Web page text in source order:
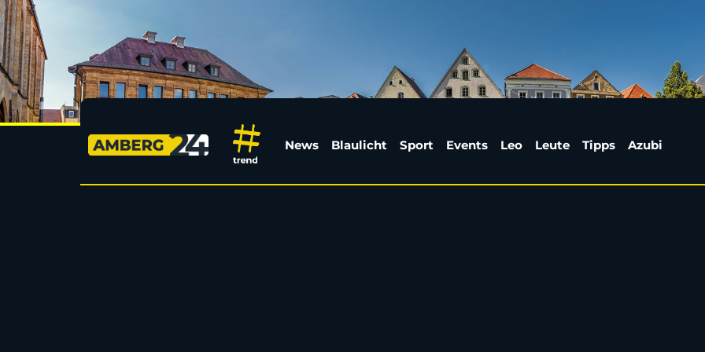
3D-Pop-up im Stadtlabor Amberg: Kunst
News Blaulicht Sport Events Leo Leute Tipps Azubi